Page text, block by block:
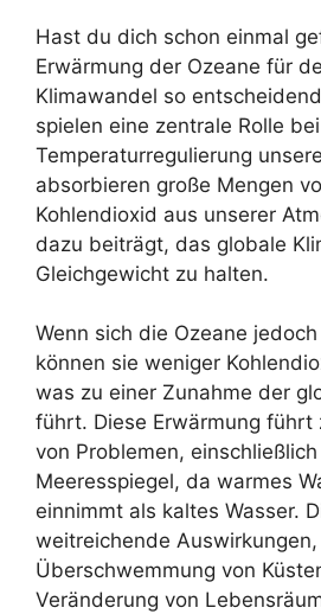
Hast du dich schon einmal
Erwärmung der Ozeane für
Klimawandel so
spielen eine zentrale Rolle
Temperaturregulierung
absorbieren große Mengen
Kohlendioxid aus unserer
dazu beiträgt, das globale
Gleichgewicht zu halten.
Wenn sich die Ozeane
können sie weniger
was zu einer Zunahme der
führt. Diese Erwärmung führt
von Problemen,
Meeresspiegel, da warmes
einnimmt als kaltes Wasser.
weitreichende
Überschwemmung von
Veränderung von